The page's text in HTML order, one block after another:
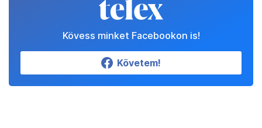
Kövess minket Facebookon is!
Követem!